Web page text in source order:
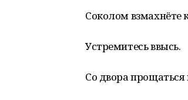
Соколом взмахнёте
Устремитесь ввысь.
Со двора